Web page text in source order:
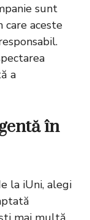
sunt
care aceste
a
în
la iUni, alegi